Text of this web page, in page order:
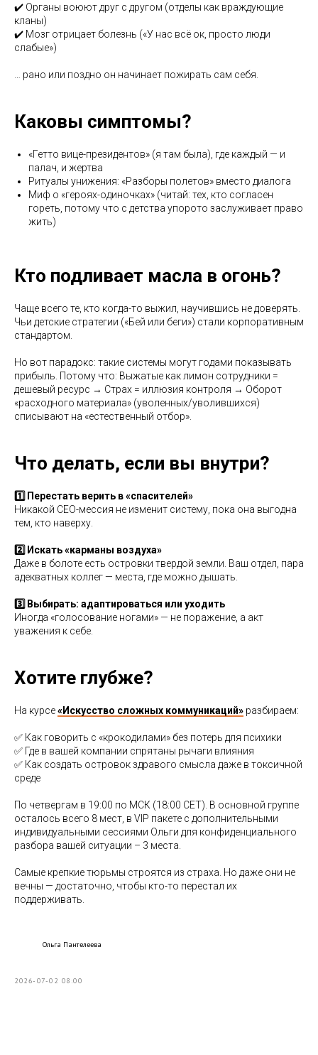
✔️ Органы воюют друг с другом (отделы как враждующие
кланы)
✔️ Мозг отрицает болезнь («У нас всё ок, просто люди
слабые»)
… рано или поздно он начинает пожирать сам себя.
Каковы симптомы?
«Гетто вице-президентов» (я там была), где каждый — и
палач, и жертва
Ритуалы унижения: «Разборы полетов» вместо диалога
Миф о «героях-одиночках» (читай: тех, кто согласен
гореть, потому что с детства упорото заслуживает право
жить)
Кто подливает масла в огонь?
Чаще всего те, кто когда-то выжил, научившись не доверять.
Чьи детские стратегии («Бей или беги») стали корпоративным
стандартом.
Но вот парадокс: такие системы могут годами показывать
прибыль. Потому что: Выжатые как лимон сотрудники =
дешевый ресурс → Страх = иллюзия контроля → Оборот
«расходного материала» (уволенных/уволившихся)
списывают на «естественный отбор».
Что делать, если вы внутри?
1️⃣ Перестать верить в «спасителей»
Никакой CEO-мессия не изменит систему, пока она выгодна
тем, кто наверху.
2️⃣ Искать «карманы воздуха»
Даже в болоте есть островки твердой земли. Ваш отдел, пара
адекватных коллег — места, где можно дышать.
3️⃣ Выбирать: адаптироваться или уходить
Иногда «голосование ногами» — не поражение, а акт
уважения к себе.
Хотите глубже?
На курсе«Искусство сложных коммуникаций» разбираем:
✅ Как говорить с «крокодилами» без потерь для психики
✅ Где в вашей компании спрятаны рычаги влияния
✅ Как создать островок здравого смысла даже в токсичной
среде
По четвергам в 19:00 по МСК (18:00 CET). В основной группе
осталось всего 8 мест, в VIP пакете с дополнительными
индивидуальными сессиями Ольги для конфиденциального
разбора вашей ситуации – 3 места.
Самые крепкие тюрьмы строятся из страха. Но даже они не
вечны — достаточно, чтобы кто-то перестал их
поддерживать.
Ольга Пантелеева
2026-07-02 08:00